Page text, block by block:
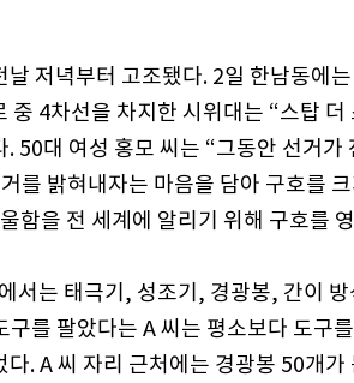
저녁부터 고조됐다. 2일 한남동에
중 4차선을 차지한 시위대는 “스탑
50대 여성 홍모 씨는 “그동안 선거가
를 밝혀내자는 마음을 담아 구호를
함을 전 세계에 알리기 위해 구호를
서는 태극기, 성조기, 경광봉, 간이
구를 팔았다는 A 씨는 평소보다 도구
. A 씨 자리 근처에는 경광봉 50개